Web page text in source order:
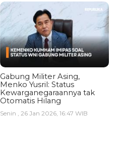
Gabung Militer Asing,
Menko Yusril: Status
Kewarganegaraannya tak
Otomatis Hilang
Senin , 26 Jan 2026, 16:47 WIB